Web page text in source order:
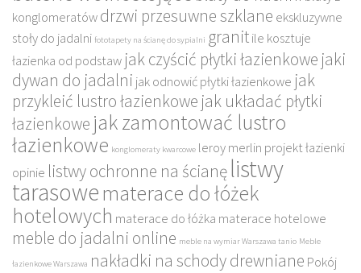
konglomeratówdrzwi przesuwne szklane ekskluzywne
stoły do jadalni fototapety na ścianę do sypialni granitile kosztuje
łazienka od podstaw jak czyścić płytki łazienkowe jaki
dywan do jadalni jak odnowić płytki łazienkowe jak
przykleić lustro łazienkowe jak układać płytki
łazienkowe jak zamontować lustro
łazienkowe konglomeraty kwarcowe leroy merlin projekt łazienki
opinie listwy ochronne na ścianęlistwy
tarasowematerace do łóżek
hotelowych materace do łóżka materace hotelowe
meble do jadalni online meble na wymiar Warszawa tanio Meble
łazienkowe Warszawa nakładki na schody drewniane Pokój